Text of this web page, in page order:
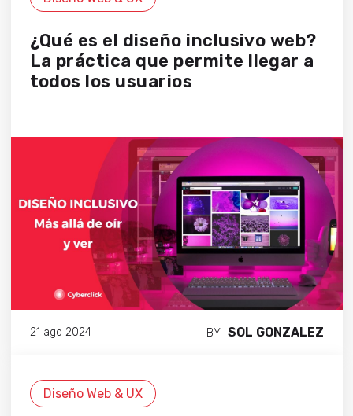
¿Qué es el diseño inclusivo web?
La práctica que permite llegar a
todos los usuarios
21 ago 2024 BY SOL GONZALEZ
Diseño Web & UX